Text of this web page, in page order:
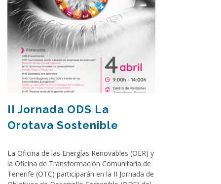
II Jornada ODS La
Orotava Sostenible
La Oficina de las Energías Renovables (OER) y
la Oficina de Transformación Comunitaria de
Tenerife (OTC) participarán en la II Jornada de